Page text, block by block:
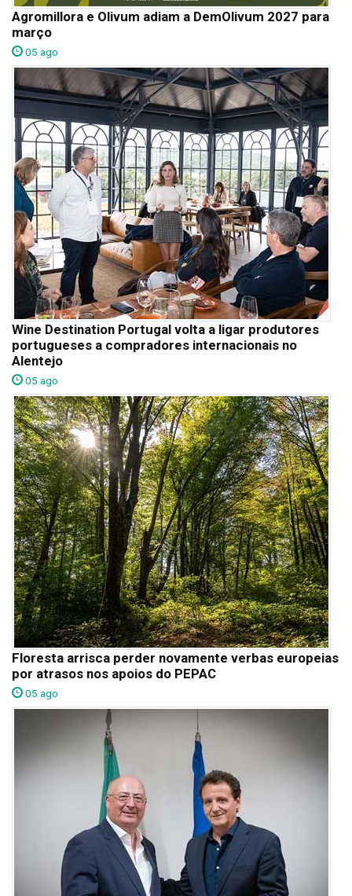
Agromillora e Olivum adiam a DemOlivum 2027 para
março
05 ago
Wine Destination Portugal volta a ligar produtores
portugueses a compradores internacionais no
Alentejo
05 ago
Floresta arrisca perder novamente verbas europeias
por atrasos nos apoios do PEPAC
05 ago